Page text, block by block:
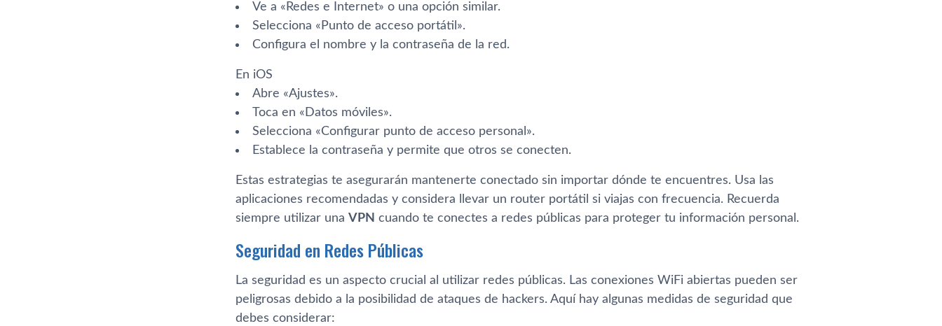
Ve a «Redes e Internet» o una opción similar.
Selecciona «Punto de acceso portátil».
Configura el nombre y la contraseña de la red.
En iOS
Abre «Ajustes».
Toca en «Datos móviles».
Selecciona «Configurar punto de acceso personal».
Establece la contraseña y permite que otros se conecten.
Estas estrategias te asegurarán mantenerte conectado sin importar dónde te encuentres. Usa las
aplicaciones recomendadas y considera llevar un router portátil si viajas con frecuencia. Recuerda
siempre utilizar una VPN cuando te conectes a redes públicas para proteger tu información personal.
Seguridad en Redes Públicas
La seguridad es un aspecto crucial al utilizar redes públicas. Las conexiones WiFi abiertas pueden ser
peligrosas debido a la posibilidad de ataques de hackers. Aquí hay algunas medidas de seguridad que
debes considerar: